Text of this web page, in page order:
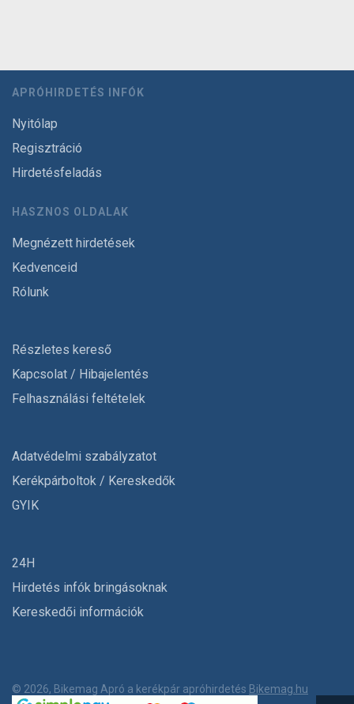
APRÓHIRDETÉS INFÓK
Nyitólap
Regisztráció
Hirdetésfeladás
HASZNOS OLDALAK
Megnézett hirdetések
Kedvenceid
Rólunk
Részletes kereső
Kapcsolat / Hibajelentés
Felhasználási feltételek
Adatvédelmi szabályzatot
Kerékpárboltok / Kereskedők
GYIK
24H
Hirdetés infók bringásoknak
Kereskedői információk
© 2026, Bikemag Apró a kerékpár apróhirdetés Bikemag.hu